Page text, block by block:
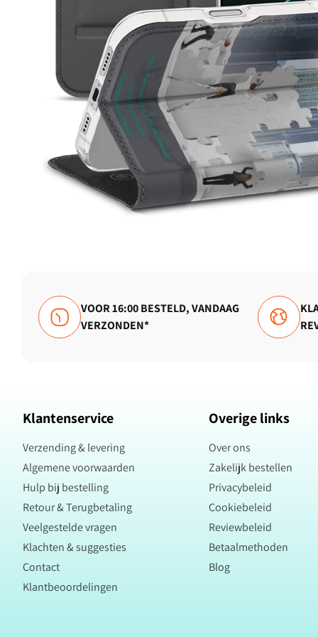
VOOR 16:00 BESTELD, VANDAAG
VERZONDEN*
Klantenservice
Verzending & levering
Algemene voorwaarden
Hulp bij bestelling
Retour & Terugbetaling
Veelgestelde vragen
Klachten & suggesties
Contact
Klantbeoordelingen
Overige links
Over ons
Zakelijk bestellen
Privacybeleid
Cookiebeleid
Reviewbeleid
Betaalmethoden
Blog